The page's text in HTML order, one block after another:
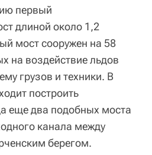
первый
длиной около 1,2
мост сооружен на 58
на воздействие льдов
грузов и техники. В
построить
еще два подобных моста
канала между
берегом.